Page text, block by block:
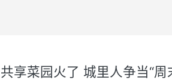
共享菜园火了 城里人争当“周